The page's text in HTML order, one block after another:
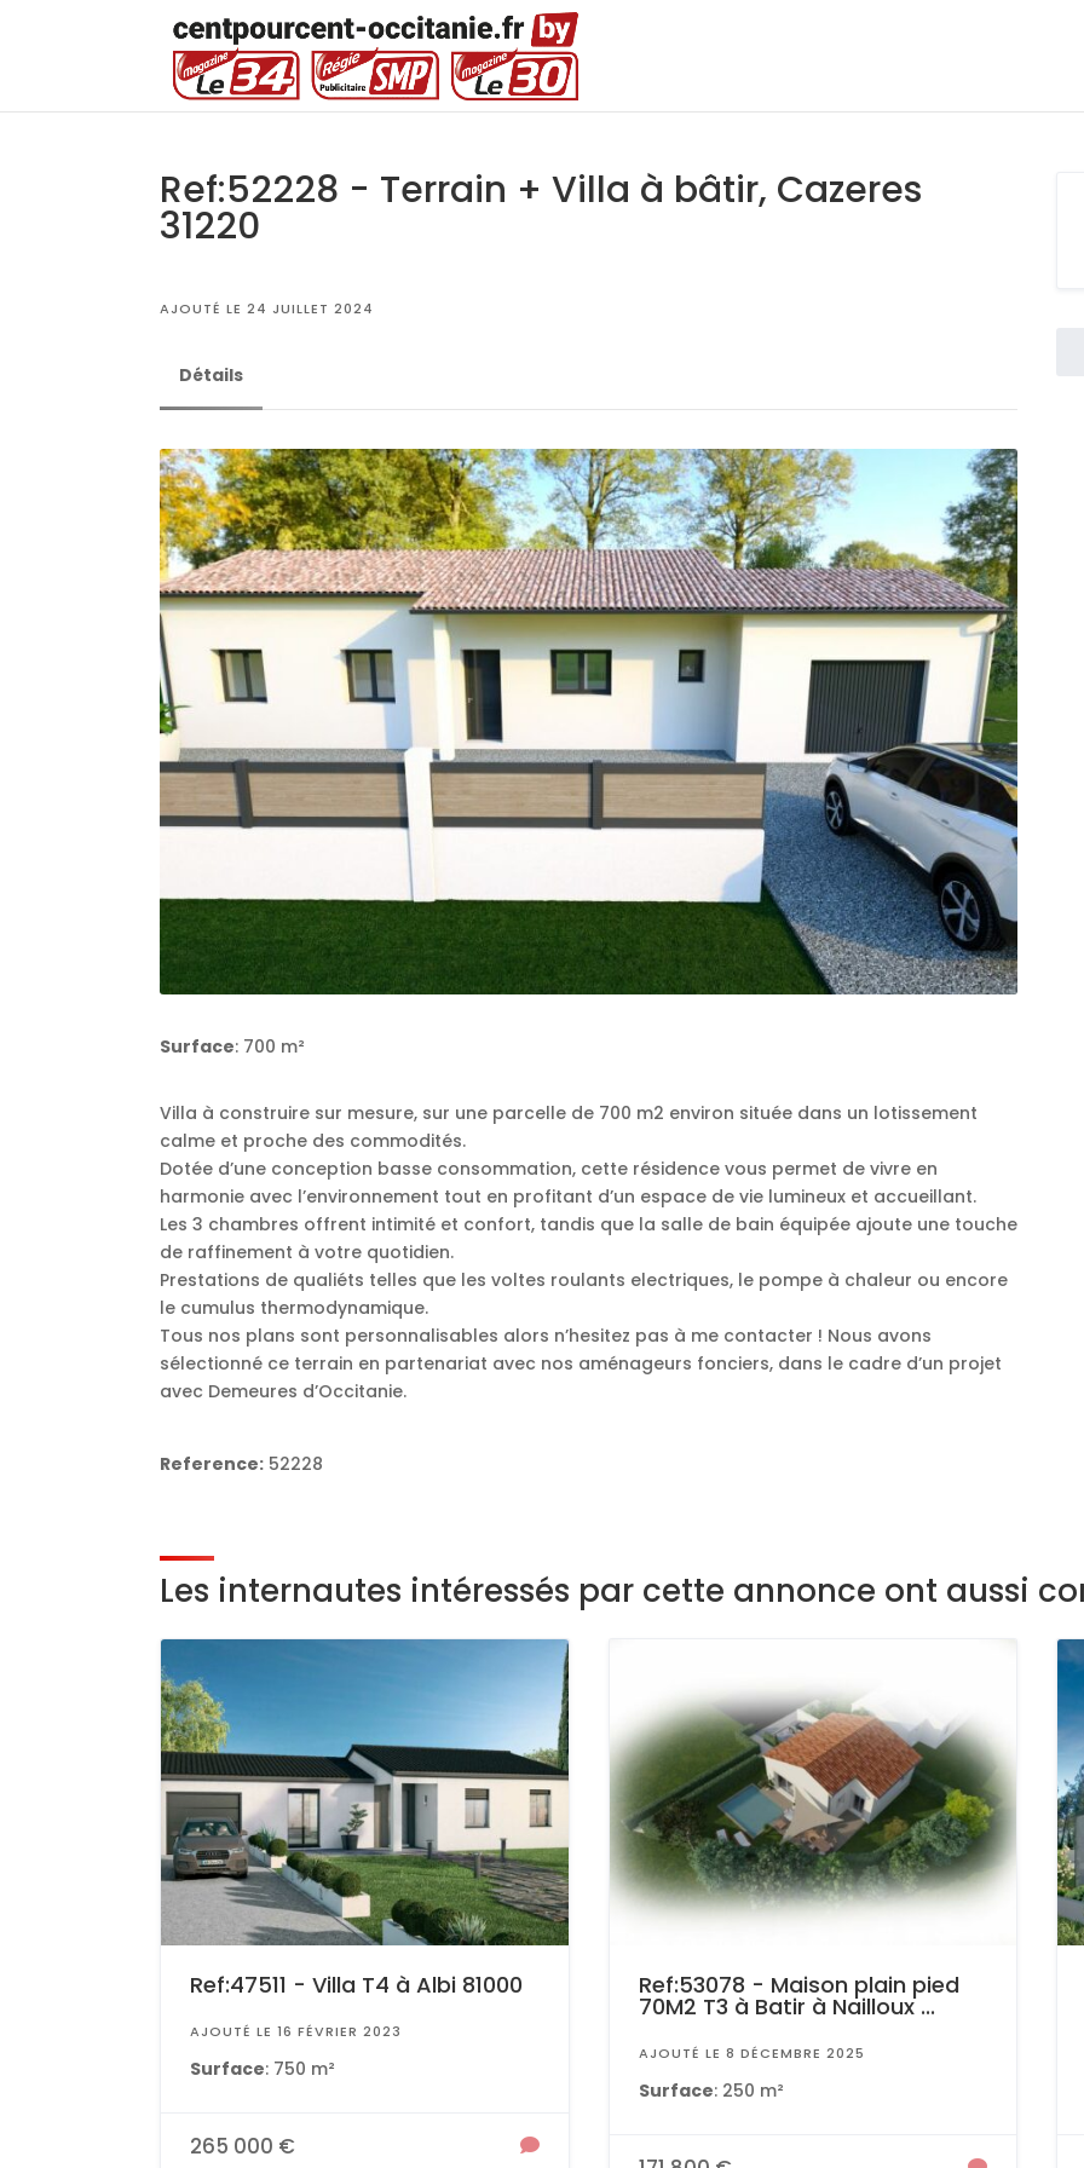
Ref:52228 - Terrain + Villa à bâtir, Cazeres
31220
AJOUTÉ LE 24 JUILLET 2024
Détails
Surface: 700 m²
Villa à construire sur mesure, sur une parcelle de 700 m2 environ située dans un lotissement
calme et proche des commodités.
Dotée d’une conception basse consommation, cette résidence vous permet de vivre en
harmonie avec l’environnement tout en profitant d’un espace de vie lumineux et accueillant.
Les 3 chambres offrent intimité et confort, tandis que la salle de bain équipée ajoute une touche
de raffinement à votre quotidien.
Prestations de qualiéts telles que les voltes roulants electriques, le pompe à chaleur ou encore
le cumulus thermodynamique.
Tous nos plans sont personnalisables alors n’hesitez pas à me contacter ! Nous avons
sélectionné ce terrain en partenariat avec nos aménageurs fonciers, dans le cadre d’un projet
avec Demeures d’Occitanie.
Reference: 52228
Les internautes intéressés par cette annonce ont aussi
Ref:47511 - Villa T4 à Albi 81000
AJOUTÉ LE 16 FÉVRIER 2023
Surface: 750 m²
265 000 €
Ref:53078 - Maison plain pied
70M2 T3 à Batir à Nailloux ...
AJOUTÉ LE 8 DÉCEMBRE 2025
Surface: 250 m²